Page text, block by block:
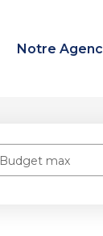
Notre
Budget max